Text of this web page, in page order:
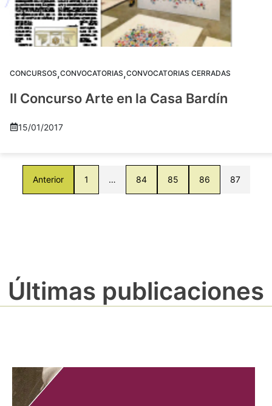
CONCURSOS,CONVOCATORIAS,CONVOCATORIAS CERRADAS
II Concurso Arte en la Casa Bardín
15/01/2017
Anterior 1 … 84 85 86 87
Últimas publicaciones